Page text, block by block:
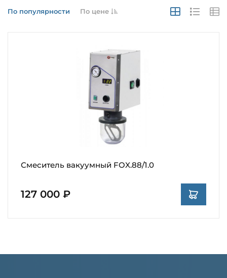
По популярности По цене
Смеситель вакуумный FOX.88/1.0
127 000 ₽